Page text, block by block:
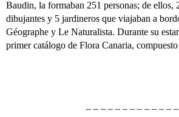
Baudin, la formaban 251 personas; de ellos,
dibujantes y 5 jardineros que viajaban a
Géographe y Le Naturalista. Durante su
primer catálogo de Flora Canaria,
– – – – – – – – – – – –